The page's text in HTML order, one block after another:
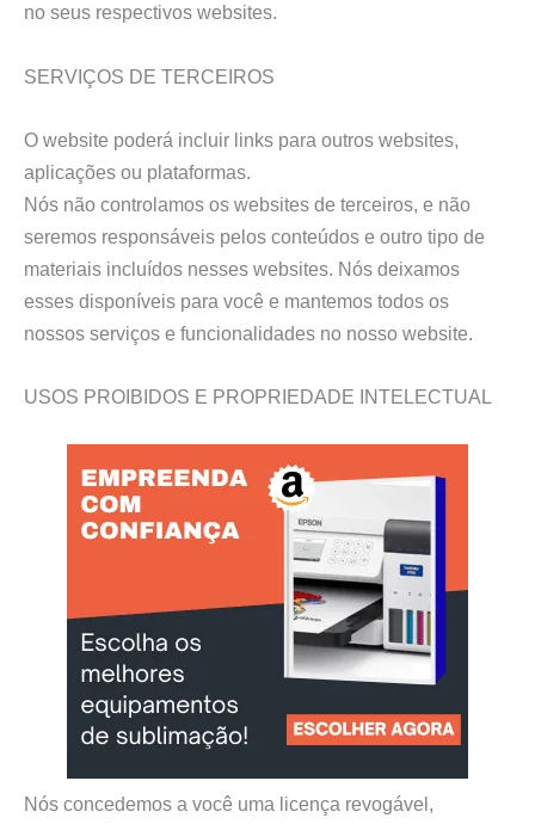
no seus respectivos websites.
SERVIÇOS DE TERCEIROS
O website poderá incluir links para outros websites,
aplicações ou plataformas.
Nós não controlamos os websites de terceiros, e não
seremos responsáveis pelos conteúdos e outro tipo de
materiais incluídos nesses websites. Nós deixamos
esses disponíveis para você e mantemos todos os
nossos serviços e funcionalidades no nosso website.
USOS PROIBIDOS E PROPRIEDADE INTELECTUAL
Nós concedemos a você uma licença revogável,